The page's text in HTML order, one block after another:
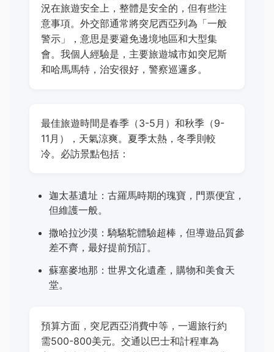
況在旅遊安全上，整體是安全的，但有些注
意事項。外交部通常將突尼西亞列為「一般
警示」，意思是要避免邊境地區和大型集
會。我個人經驗是，主要旅遊城市如突尼斯
和哈馬馬特，治安很好，警察巡邏多。
最佳旅遊時間是春季（3-5月）和秋季（9-
11月），天氣涼爽。夏季太熱，冬季則較
冷。必訪景點包括：
迦太基遺址：古羅馬時期的瑰寶，門票便宜，
但維護一般。
撒哈拉沙漠：騎駱駝體驗超棒，但導遊品質參
差不齊，最好提前預訂。
蘇塞麥地那：世界文化遺產，購物和美食天
堂。
預算方面，突尼西亞消費中等，一週旅行約
需500-800美元。交通以巴士和計程車為